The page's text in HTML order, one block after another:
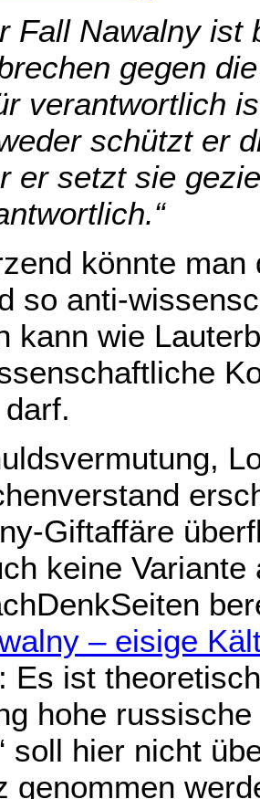
Fall Nawalny ist
gegen
verantwortlich
schützt er
er setzt sie
könnte
so anti-
kann wie
Giftaffäre
keine
– eisige
Es ist
hohe
soll hier nicht
genommen